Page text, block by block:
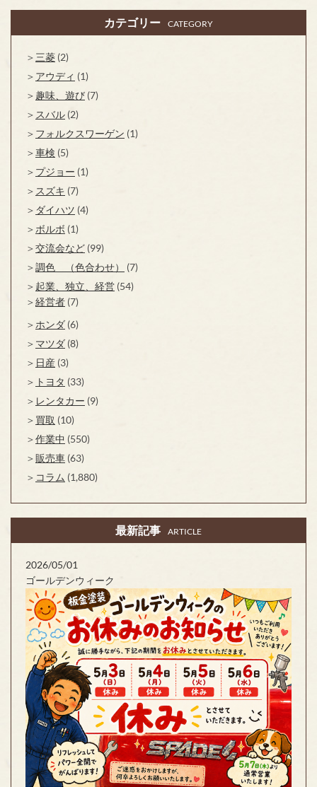
カテゴリー CATEGORY
三菱 (2)
アウディ (1)
趣味、遊び (7)
スバル (2)
フォルクスワーゲン (1)
車検 (5)
プジョー (1)
スズキ (7)
ダイハツ (4)
ボルボ (1)
交流会など (99)
調色 （色合わせ）
(7)
起業、独立、経営 (54)
経営者 (7)
ホンダ (6)
マツダ (8)
日産 (3)
トヨタ (33)
レンタカー (9)
買取 (10)
作業中 (550)
販売車 (63)
コラム (1,880)
最新記事 ARTICLE
2026/05/01
ゴールデンウィーク